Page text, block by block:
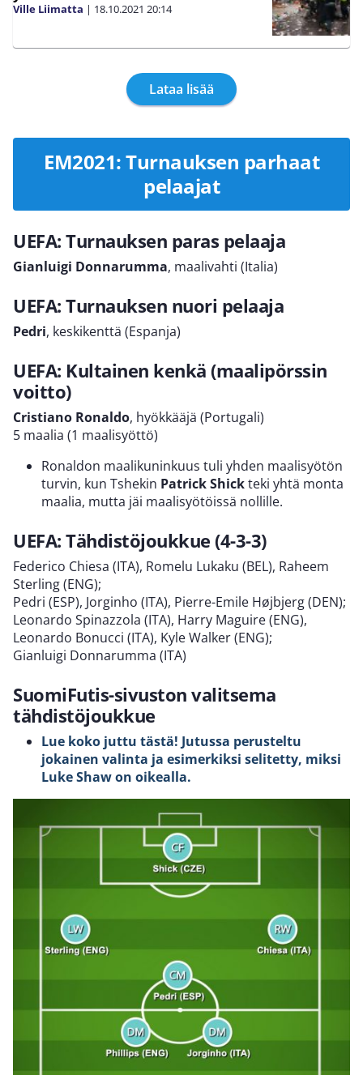
Ville Liimatta | 18.10.2021 20:14
Lataa lisää
EM2021: Turnauksen parhaat
pelaajat
UEFA: Turnauksen paras pelaaja
Gianluigi Donnarumma, maalivahti (Italia)
UEFA: Turnauksen nuori pelaaja
Pedri, keskikenttä (Espanja)
UEFA: Kultainen kenkä (maalipörssin
voitto)
Cristiano Ronaldo, hyökkääjä (Portugali)
5 maalia (1 maalisyöttö)
Ronaldon maalikuninkuus tuli yhden maalisyötön
turvin, kun Tshekin Patrick Shickteki yhtä monta
maalia, mutta jäi maalisyötöissä nollille.
UEFA: Tähdistöjoukkue (4-3-3)
Federico Chiesa (ITA), Romelu Lukaku (BEL), Raheem
Sterling (ENG);
Pedri (ESP), Jorginho (ITA), Pierre-Emile Højbjerg (DEN);
Leonardo Spinazzola (ITA), Harry Maguire (ENG),
Leonardo Bonucci (ITA), Kyle Walker (ENG);
Gianluigi Donnarumma (ITA)
SuomiFutis-sivuston valitsema
tähdistöjoukkue
Lue koko juttu tästä! Jutussa perusteltu
jokainen valinta ja esimerkiksi selitetty, miksi
Luke Shaw on oikealla.